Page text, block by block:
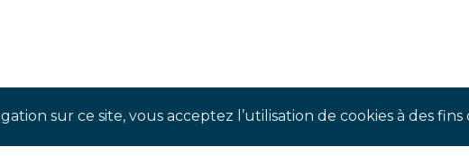
sur ce site, vous acceptez l’utilisation de cookies à des